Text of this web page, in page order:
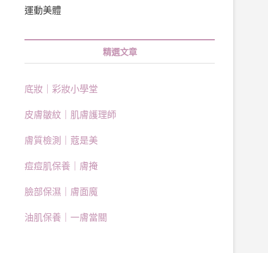
運動美體
精選文章
底妝｜彩妝小學堂
皮膚皺紋｜肌膚護理師
膚質檢測｜蔻是美
痘痘肌保養｜膚掩
臉部保濕｜膚面魔
油肌保養｜一膚當關